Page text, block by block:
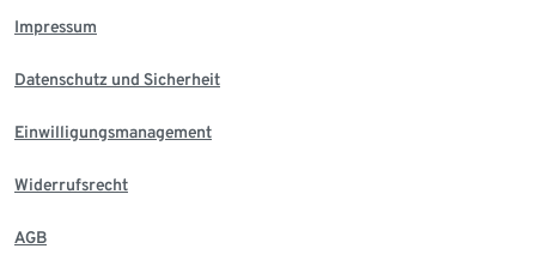
Impressum
Datenschutz und Sicherheit
Einwilligungsmanagement
Widerrufsrecht
AGB